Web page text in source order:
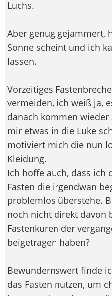
Luchs.
Aber genug gejammert,
Sonne scheint und ich
lassen.
Vorzeitiges
vermeiden, ich weiß ja,
danach kommen wieder
mir etwas in die Luke
motiviert mich die nun
Kleidung.
Ich hoffe auch, dass ich
Fasten die irgendwan
problemlos überstehe.
noch nicht direkt davon
Fastenkuren der
beigetragen haben?
Bewundernswert finde
das Fasten nutzen, um